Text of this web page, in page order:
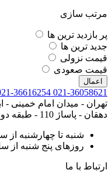
مرتب سازی
پر بازدید ترین ها
جدید ترین ها
قیمت نزولی
قیمت صعودی
اعمال
021-36058621
36616254
تهران - میدان امام خمینی -
دهقان - پاساژ 110 - طبقه دوم - پلاک 15
شنبه تا چهارشنبه از
روزهای پنج شنبه از
ارتباط با ما